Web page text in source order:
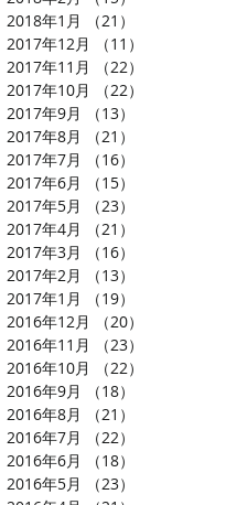
2018年1月
（21）
2017年12月
（11）
2017年11月
（22）
2017年10月
（22）
2017年9月
（13）
2017年8月
（21）
2017年7月
（16）
2017年6月
（15）
2017年5月
（23）
2017年4月
（21）
2017年3月
（16）
2017年2月
（13）
2017年1月
（19）
2016年12月
（20）
2016年11月
（23）
2016年10月
（22）
2016年9月
（18）
2016年8月
（21）
2016年7月
（22）
2016年6月
（18）
2016年5月
（23）